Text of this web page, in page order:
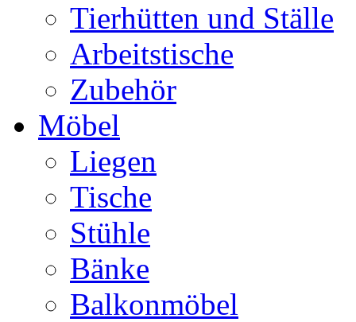
Tierhütten und Ställe
Arbeitstische
Zubehör
Möbel
Liegen
Tische
Stühle
Bänke
Balkonmöbel